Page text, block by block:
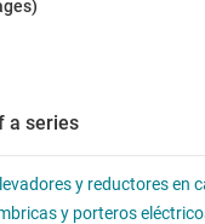
a series
y reductores en
y porteros